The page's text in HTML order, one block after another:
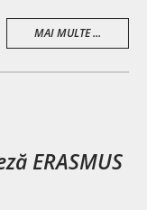
MAI MULTE ...
ERASMUS